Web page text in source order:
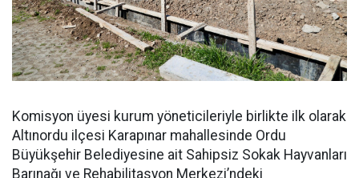
Komisyon üyesi kurum yöneticileriyle birlikte ilk olarak
Altınordu ilçesi Karapınar mahallesinde Ordu
Büyükşehir Belediyesine ait Sahipsiz Sokak Hayvanları
Barınağı ve Rehabilitasyon Merkezi’ndeki